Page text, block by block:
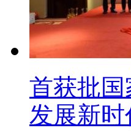
首获批
发展新时